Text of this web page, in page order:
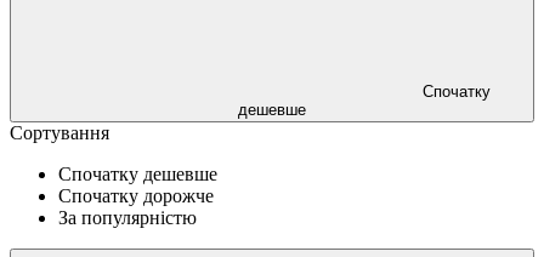
Спочатку
дешевше
Сортування
Спочатку дешевше
Спочатку дорожче
За популярністю